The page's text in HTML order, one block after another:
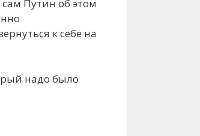
Путин об этом
к себе на
надо было